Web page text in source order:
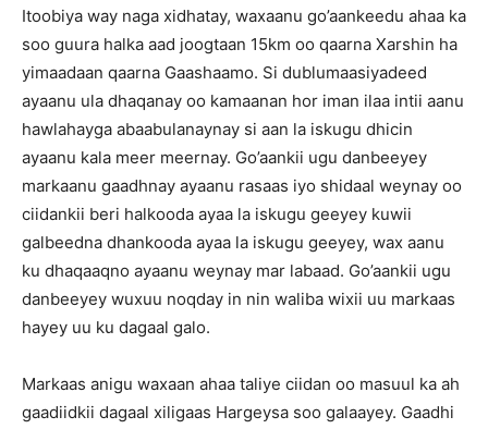
Itoobiya way naga xidhatay, waxaanu go’aankeedu ahaa ka
soo guura halka aad joogtaan 15km oo qaarna Xarshin ha
yimaadaan qaarna Gaashaamo. Si dublumaasiyadeed
ayaanu ula dhaqanay oo kamaanan hor iman ilaa intii aanu
hawlahayga abaabulanaynay si aan la iskugu dhicin
ayaanu kala meer meernay. Go’aankii ugu danbeeyey
markaanu gaadhnay ayaanu rasaas iyo shidaal weynay oo
ciidankii beri halkooda ayaa la iskugu geeyey kuwii
galbeedna dhankooda ayaa la iskugu geeyey, wax aanu
ku dhaqaaqno ayaanu weynay mar labaad. Go’aankii ugu
danbeeyey wuxuu noqday in nin waliba wixii uu markaas
hayey uu ku dagaal galo.
Markaas anigu waxaan ahaa taliye ciidan oo masuul ka ah
gaadiidkii dagaal xiligaas Hargeysa soo galaayey. Gaadhi